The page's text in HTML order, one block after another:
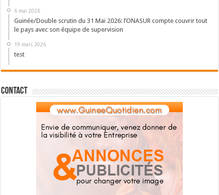
6 mai 2026
Guinée/Double scrutin du 31 Mai 2026: l’ONASUR compte couvrir tout
le pays avec son équipe de supervision
19 mars 2026
test
Contact